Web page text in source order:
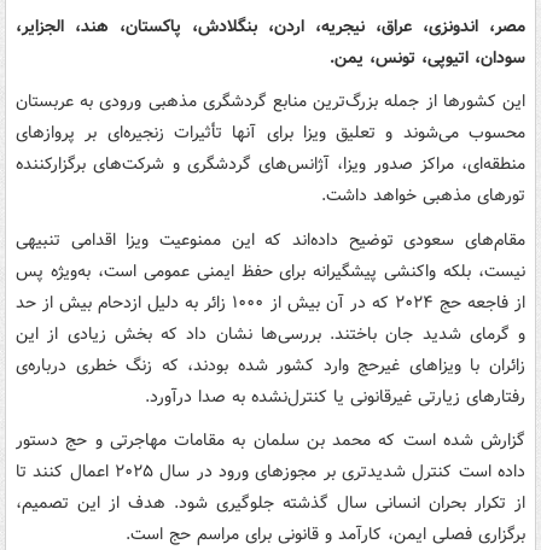
مصر، اندونزی، عراق، نیجریه، اردن، بنگلادش، پاکستان، هند، الجزایر،
سودان، اتیوپی، تونس، یمن.
این کشورها از جمله بزرگ‌ترین منابع گردشگری مذهبی ورودی به عربستان
محسوب می‌شوند و تعلیق ویزا برای آنها تأثیرات زنجیره‌ای بر پروازهای
منطقه‌ای، مراکز صدور ویزا، آژانس‌های گردشگری و شرکت‌های برگزارکننده
تورهای مذهبی خواهد داشت.
مقام‌های سعودی توضیح داده‌اند که این ممنوعیت ویزا اقدامی تنبیهی
نیست، بلکه واکنشی پیشگیرانه برای حفظ ایمنی عمومی است، به‌ویژه پس
از فاجعه‌ حج ۲۰۲۴ که در آن بیش از ۱۰۰۰ زائر به دلیل ازدحام بیش از حد
و گرمای شدید جان باختند. بررسی‌ها نشان داد که بخش زیادی از این
زائران با ویزاهای غیرحج وارد کشور شده بودند، که زنگ خطری درباره‌ی
رفتارهای زیارتی غیرقانونی یا کنترل‌نشده به صدا درآورد.
گزارش شده است که محمد بن سلمان به مقامات مهاجرتی و حج دستور
داده است کنترل شدیدتری بر مجوزهای ورود در سال ۲۰۲۵ اعمال کنند تا
از تکرار بحران انسانی سال گذشته جلوگیری شود. هدف از این تصمیم،
برگزاری فصلی ایمن، کارآمد و قانونی برای مراسم حج است.